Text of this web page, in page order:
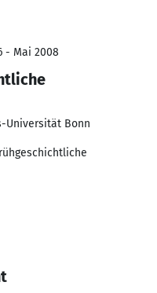
- Mai 2008
Universität Bonn